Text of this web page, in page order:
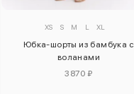
XS S M L XL
Юбка-шорты из бамбука с
воланами
3870 ₽